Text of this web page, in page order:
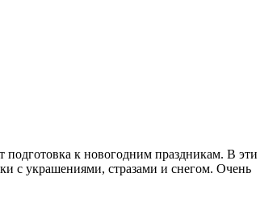
подготовка к новогодним праздникам. В эти
с украшениями, стразами и снегом. Очень